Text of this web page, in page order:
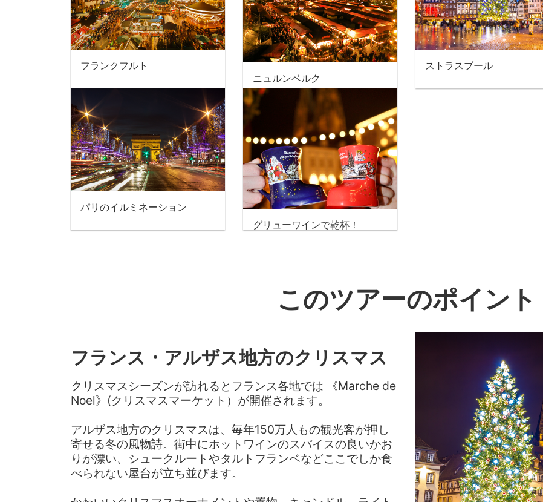
フランクフルト
ニュルンベルク
ストラスブール
パリのイルミネーション
グリューワインで乾杯！
このツアーのポイント
フランス・アルザス地方のクリスマス
クリスマスシーズンが訪れるとフランス各地では 《Marche de
Noel》(クリスマスマーケット）が開催されます。
アルザス地方のクリスマスは、毎年150万人もの観光客が押し
寄せる冬の風物詩。街中にホットワインのスパイスの良いかお
りが漂い、シュークルートやタルトフランベなどここでしか食
べられない屋台が立ち並びます。